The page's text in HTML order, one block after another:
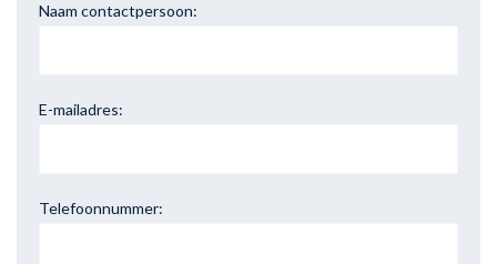
Naam contactpersoon:
E-mailadres:
Telefoonnummer: